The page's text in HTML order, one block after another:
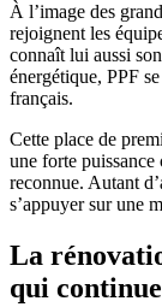
À l’image des
rejoignent les
connaît lui aussi
énergétique, PPF
français.
Cette place de
une forte
reconnue. Autant
s’appuyer sur une
La
qui